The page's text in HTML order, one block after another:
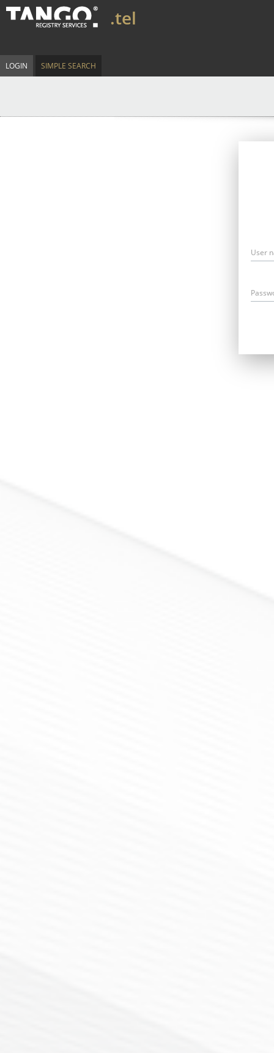
.tel
LOGIN SIMPLE SEARCH
User